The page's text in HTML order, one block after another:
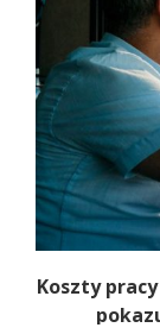
Koszty